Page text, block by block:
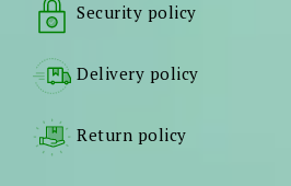
Security policy
Delivery policy
Return policy